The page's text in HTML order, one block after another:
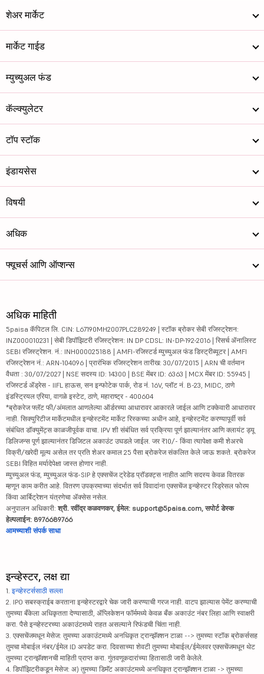
शेअर मार्केट
मार्केट गाईड
म्युच्युअल फंड
कॅल्क्युलेटर
टॉप स्टॉक
इंडायसेस
विषयी
अधिक
फ्यूचर्स आणि ऑप्शन्स
अधिक माहिती
5paisa कॅपिटल लि. CIN: L67190MH2007PLC289249 | स्टॉक ब्रोकर सेबी रजिस्ट्रेशन:
INZ000010231 | सेबी डिपॉझिटरी रजिस्ट्रेशन: IN DP CDSL: IN-DP-192-2016 | रिसर्च ॲनालिस्ट
SEBI रजिस्ट्रेशन. नं.: INH000025188 | AMFI-रजिस्टर्ड म्युच्युअल फंड डिस्ट्रीब्यूटर | AMFI
रजिस्ट्रेशन नं.: ARN-104096 | प्रारंभिक रजिस्ट्रेशन तारीख: 30/07/2015 | ARN ची वर्तमान
वैधता : 30/07/2027 | NSE सदस्य ID: 14300 | BSE मेंबर ID: 6363 | MCX मेंबर ID: 55945 |
रजिस्टर्ड ॲड्रेस - IIFL हाऊस, सन इन्फोटेक पार्क, रोड नं. 16V, प्लॉट नं. B-23, MIDC, ठाणे
इंडस्ट्रियल एरिया, वागळे इस्टेट, ठाणे, महाराष्ट्र - 400604
*ब्रोकरेज फ्लॅट फी/अंमलात आणलेल्या ऑर्डरच्या आधारावर आकारले जाईल आणि टक्केवारी आधारावर
नाही. सिक्युरिटीज मार्केटमधील इन्व्हेस्टमेंट मार्केट रिस्कच्या अधीन आहे, इन्व्हेस्टमेंट करण्यापूर्वी सर्व
संबंधित डॉक्युमेंट्स काळजीपूर्वक वाचा. IPV शी संबंधित सर्व प्रक्रिया पूर्ण झाल्यानंतर आणि क्लायंट ड्यू
डिलिजन्स पूर्ण झाल्यानंतर डिजिटल अकाउंट उघडले जाईल. जर ₹10/- किंवा त्यापेक्षा कमी शेअरचे
विक्री/खरेदी मूल्य असेल तर प्रति शेअर कमाल 25 पैसा ब्रोकरेज संकलित केले जाऊ शकते. ब्रोकरेज
SEBI विहित मर्यादेपेक्षा जास्त होणार नाही.
म्युच्युअल फंड, म्युच्युअल फंड-SIP हे एक्सचेंज ट्रेडेड प्रॉडक्ट्स नाहीत आणि सदस्य केवळ वितरक
म्हणून काम करीत आहे. वितरण उपक्रमाच्या संदर्भात सर्व विवादांना एक्सचेंज इन्व्हेस्टर रिड्रेसल फोरम
किंवा आर्बिट्रेशन यंत्रणेचा ॲक्सेस नसेल.
अनुपालन अधिकारी: श्री. रवींद्र कळवणकर, ईमेल: support@5paisa.com, सपोर्ट डेस्क
हेल्पलाईन: 8976689766
आमच्याशी संपर्क साधा
इन्व्हेस्टर, लक्ष द्या
1. इन्व्हेस्टर्ससाठी सल्ला
2. IPO सबस्क्राईब करताना इन्व्हेस्टरद्वारे चेक जारी करण्याची गरज नाही. वाटप झाल्यास पेमेंट करण्याची
तुमच्या बँकेला अधिकृतता देण्यासाठी, ॲप्लिकेशन फॉर्ममध्ये केवळ बँक अकाउंट नंबर लिहा आणि स्वाक्षरी
करा. पैसे इन्व्हेस्टरच्या अकाउंटमध्ये राहत असल्याने रिफंडची चिंता नाही.
3. एक्सचेंजमधून मेसेज: तुमच्या अकाउंटमध्ये अनधिकृत ट्रान्झॅक्शन टाळा --> तुमच्या स्टॉक ब्रोकर्ससह
तुमचा मोबाईल नंबर/ईमेल ID अपडेट करा. दिवसाच्या शेवटी तुमच्या मोबाईल/ईमेलवर एक्सचेंजमधून थेट
तुमच्या ट्रान्झॅक्शनची माहिती प्राप्त करा. गुंतवणूकदारांच्या हितासाठी जारी केलेले.
4. डिपॉझिटरीकडून मेसेज: अ) तुमच्या डिमॅट अकाउंटमध्ये अनधिकृत ट्रान्झॅक्शन टाळा -> तुमच्या